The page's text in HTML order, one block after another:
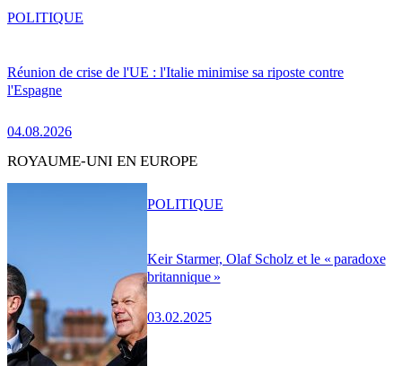
Réunion de crise de l'UE : l'Italie minimise sa riposte contre
l'Espagne
04.08.2026
POLITIQUE
ROYAUME-UNI EN EUROPE
Keir Starmer, Olaf Scholz et le « paradoxe
britannique »
03.02.2025
POLITIQUE